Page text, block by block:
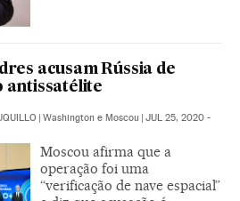
acusam Rússia de
antissatélite
| Washington e Moscou | JUL 25, 2020 -
Moscou afirma que a
operação foi uma
“verificação de nave espacial”